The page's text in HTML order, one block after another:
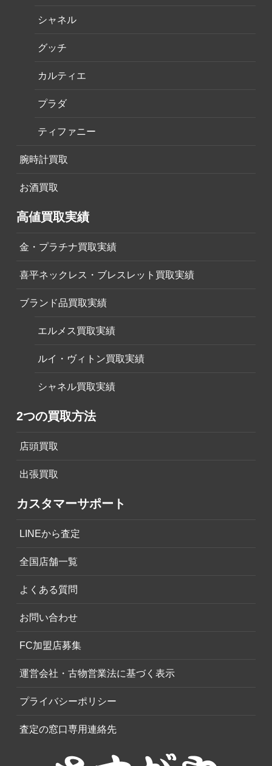
シャネル
グッチ
カルティエ
プラダ
ティファニー
腕時計買取
お酒買取
高値買取実績
金・プラチナ買取実績
喜平ネックレス・ブレスレット買取実績
ブランド品買取実績
エルメス買取実績
ルイ・ヴィトン買取実績
シャネル買取実績
2つの買取方法
店頭買取
出張買取
カスタマーサポート
LINEから査定
全国店舗一覧
よくある質問
お問い合わせ
FC加盟店募集
運営会社・古物営業法に基づく表示
プライバシーポリシー
査定の窓口専用連絡先